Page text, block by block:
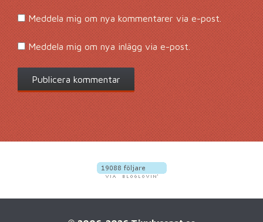
Meddela mig om nya kommentarer via e-post.
Meddela mig om nya inlägg via e-post.